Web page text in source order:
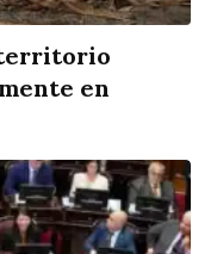
territorio
en